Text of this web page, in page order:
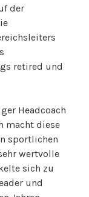
der
retired und
Headcoach
macht diese
sportlichen
wertvolle
sich zu
und